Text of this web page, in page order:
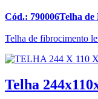
Cód.: 790006Telha
Telha de fibrocimento
Telha